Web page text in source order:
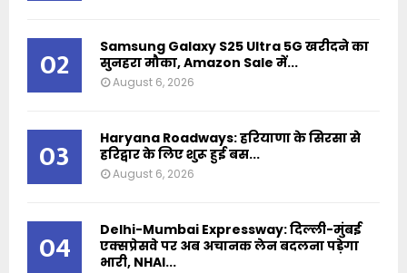
02
Samsung Galaxy S25 Ultra 5G खरीदने का
सुनहरा मौका, Amazon Sale में...
August 6, 2026
03
Haryana Roadways: हरियाणा के सिरसा से
हरिद्वार के लिए शुरू हुई बस...
August 6, 2026
04
Delhi-Mumbai Expressway: दिल्ली-मुंबई
एक्सप्रेसवे पर अब अचानक लेन बदलना पड़ेगा
भारी, NHAI...